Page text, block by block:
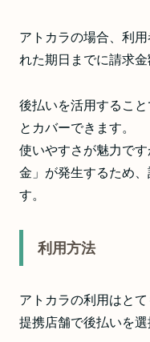
アトカラの場合、利
れた期日までに請求金
後払いを活用するこ
とカバーできます。
使いやすさが魅力で
金」が発生するため
す。
利用方法
アトカラの利用はと
提携店舗で後払いを選